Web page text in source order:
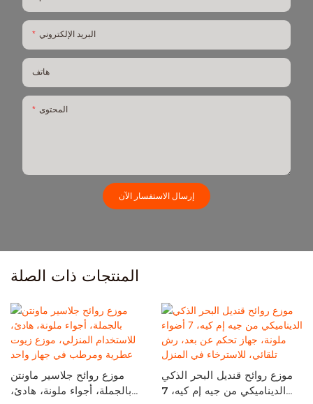
البريد الإلكتروني
هاتف
المحتوى
إرسال الاستفسار الآن
المنتجات ذات الصلة
موزع روائح جلاسير ماونتن
بالجملة، أجواء ملونة، هادئ،
موزع روائح قنديل البحر الذكي
الديناميكي من جيه إم كيه، 7